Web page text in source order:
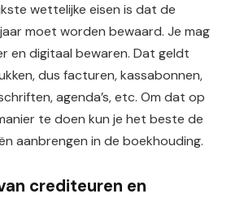
wettelijke eisen is dat de
moet worden bewaard. Je mag
en digitaal bewaren. Dat geldt
dus facturen, kassabonnen,
agenda’s, etc. Om dat op
te doen kun je het beste de
aanbrengen in de boekhouding.
crediteuren en